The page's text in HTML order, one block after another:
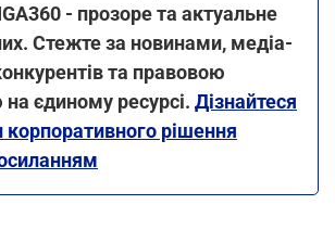
- прозоре та актуальне
Стежте за новинами, медіа-
та правовою
єдиному ресурсі. Дізнайтеся
корпоративного рішення